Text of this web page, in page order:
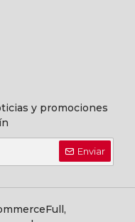
y promociones
Enviar